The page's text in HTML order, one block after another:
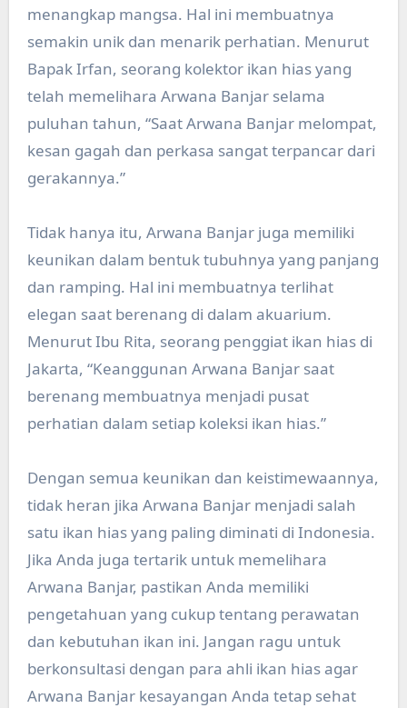
menangkap mangsa. Hal ini membuatnya
semakin unik dan menarik perhatian. Menurut
Bapak Irfan, seorang kolektor ikan hias yang
telah memelihara Arwana Banjar selama
puluhan tahun, “Saat Arwana Banjar melompat,
kesan gagah dan perkasa sangat terpancar dari
gerakannya.”
Tidak hanya itu, Arwana Banjar juga memiliki
keunikan dalam bentuk tubuhnya yang panjang
dan ramping. Hal ini membuatnya terlihat
elegan saat berenang di dalam akuarium.
Menurut Ibu Rita, seorang penggiat ikan hias di
Jakarta, “Keanggunan Arwana Banjar saat
berenang membuatnya menjadi pusat
perhatian dalam setiap koleksi ikan hias.”
Dengan semua keunikan dan keistimewaannya,
tidak heran jika Arwana Banjar menjadi salah
satu ikan hias yang paling diminati di Indonesia.
Jika Anda juga tertarik untuk memelihara
Arwana Banjar, pastikan Anda memiliki
pengetahuan yang cukup tentang perawatan
dan kebutuhan ikan ini. Jangan ragu untuk
berkonsultasi dengan para ahli ikan hias agar
Arwana Banjar kesayangan Anda tetap sehat